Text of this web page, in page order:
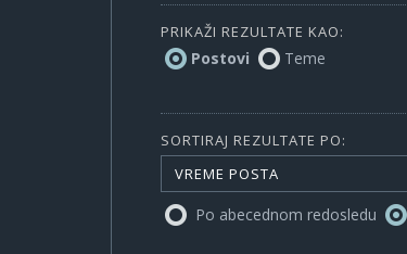
PRIKAŽI REZULTATE KAO:
Postovi Teme
SORTIRAJ REZULTATE PO:
VREME POSTA
Po abecednom redosledu